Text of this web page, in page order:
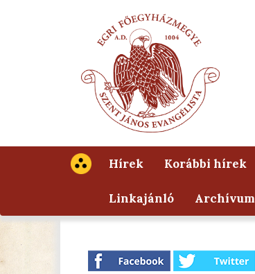
Hírek Korábbi hírek
Linkajánló Archívum